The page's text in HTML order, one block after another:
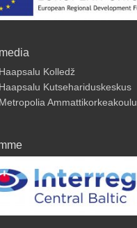
Kolledž
Kutsehariduskeskus
Ammattikorkeakoulu